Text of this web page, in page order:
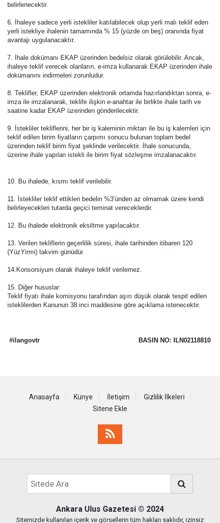
belirlenecektir.
6. İhaleye sadece yerli istekliler katılabilecek olup yerli malı teklif eden
yerli istekliye ihalenin tamamında % 15 (yüzde on beş) oranında fiyat
avantajı uygulanacaktır.
7. İhale dokümanı EKAP üzerinden bedelsiz olarak görülebilir. Ancak,
ihaleye teklif verecek olanların, e-imza kullanarak EKAP üzerinden ihale
dokümanını indirmeleri zorunludur.
8. Teklifler, EKAP üzerinden elektronik ortamda hazırlandıktan sonra, e-
imza ile imzalanarak, teklife ilişkin e-anahtar ile birlikte ihale tarih ve
saatine kadar EKAP üzerinden gönderilecektir.
9. İstekliler tekliflerini, her bir iş kaleminin miktarı ile bu iş kalemleri için
teklif edilen birim fiyatların çarpımı sonucu bulunan toplam bedel
üzerinden teklif birim fiyat şeklinde verilecektir. İhale sonucunda,
üzerine ihale yapılan istekli ile birim fiyat sözleşme imzalanacaktır.
10. Bu ihalede, kısmı teklif verilebilir.
11. İstekliler teklif ettikleri bedelin %3’ünden az olmamak üzere kendi
belirleyecekleri tutarda geçici teminat vereceklerdir.
12. Bu ihalede elektronik eksiltme yapılacaktır.
13. Verilen tekliflerin geçerlilik süresi, ihale tarihinden itibaren 120
(YüzYirmi) takvim günüdür.
14.Konsorsiyum olarak ihaleye teklif verilemez.
15. Diğer hususlar:
Teklif fiyatı ihale komisyonu tarafından aşırı düşük olarak tespit edilen
isteklilerden Kanunun 38 inci maddesine göre açıklama istenecektir.
#ilangovtr BASIN NO: ILN02118810
Anasayfa Künye İletişim
Gizlilik İlkeleri
Sitene Ekle
Ankara Ulus Gazetesi © 2024
Sitemizde kullanılan içerik ve görsellerin tüm hakları saklıdır, izinsiz